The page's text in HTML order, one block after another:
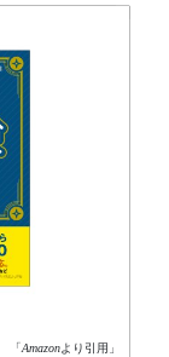
「Amazonより引用」